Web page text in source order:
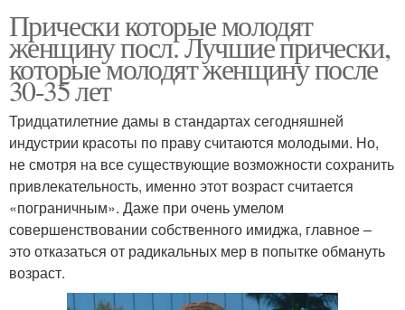
Прически которые молодят
женщину посл. Лучшие прически,
которые молодят женщину после
30-35 лет
Тридцатилетние дамы в стандартах сегодняшней
индустрии красоты по праву считаются молодыми. Но,
не смотря на все существующие возможности сохранить
привлекательность, именно этот возраст считается
«пограничным». Даже при очень умелом
совершенствовании собственного имиджа, главное –
это отказаться от радикальных мер в попытке обмануть
возраст.